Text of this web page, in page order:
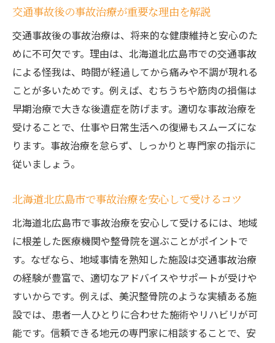
事故治療を活用したリハビリでの回復促進
北海道北広島市で相談できる事故治療のサ
ポート
事故治療の効果的なリハビリプランを紹介
整骨院と病院を併用する治療のポイント
事故治療で整骨院と病院を併用する利点と
は
事故治療の併用時に注意すべきポイント解
説
併用治療で事故治療を最大限に活かす方法
交通事故後の事故治療で失敗しない併用法
事故治療を受ける際の注意点と対策を解説
事故治療を受ける前に知っておくべき注意
点
事故治療でトラブルを防ぐための対策法
交通事故後の事故治療に必要な事前準備
交通事故後の事故治療が重要な理由を解説
交通事故後の事故治療は、将来的な健康維持と安心のた
めに不可欠です。理由は、北海道北広島市での交通事故
による怪我は、時間が経過してから痛みや不調が現れる
ことが多いためです。例えば、むちうちや筋肉の損傷は
早期治療で大きな後遺症を防げます。適切な事故治療を
受けることで、仕事や日常生活への復帰もスムーズにな
ります。事故治療を怠らず、しっかりと専門家の指示に
従いましょう。
北海道北広島市で事故治療を安心して受けるコツ
北海道北広島市で事故治療を安心して受けるには、地域
に根差した医療機関や整骨院を選ぶことがポイントで
す。なぜなら、地域事情を熟知した施設は交通事故治療
の経験が豊富で、適切なアドバイスやサポートが受けや
すいからです。例えば、美沢整骨院のような実績ある施
設では、患者一人ひとりに合わせた施術やリハビリが可
能です。信頼できる地元の専門家に相談することで、安